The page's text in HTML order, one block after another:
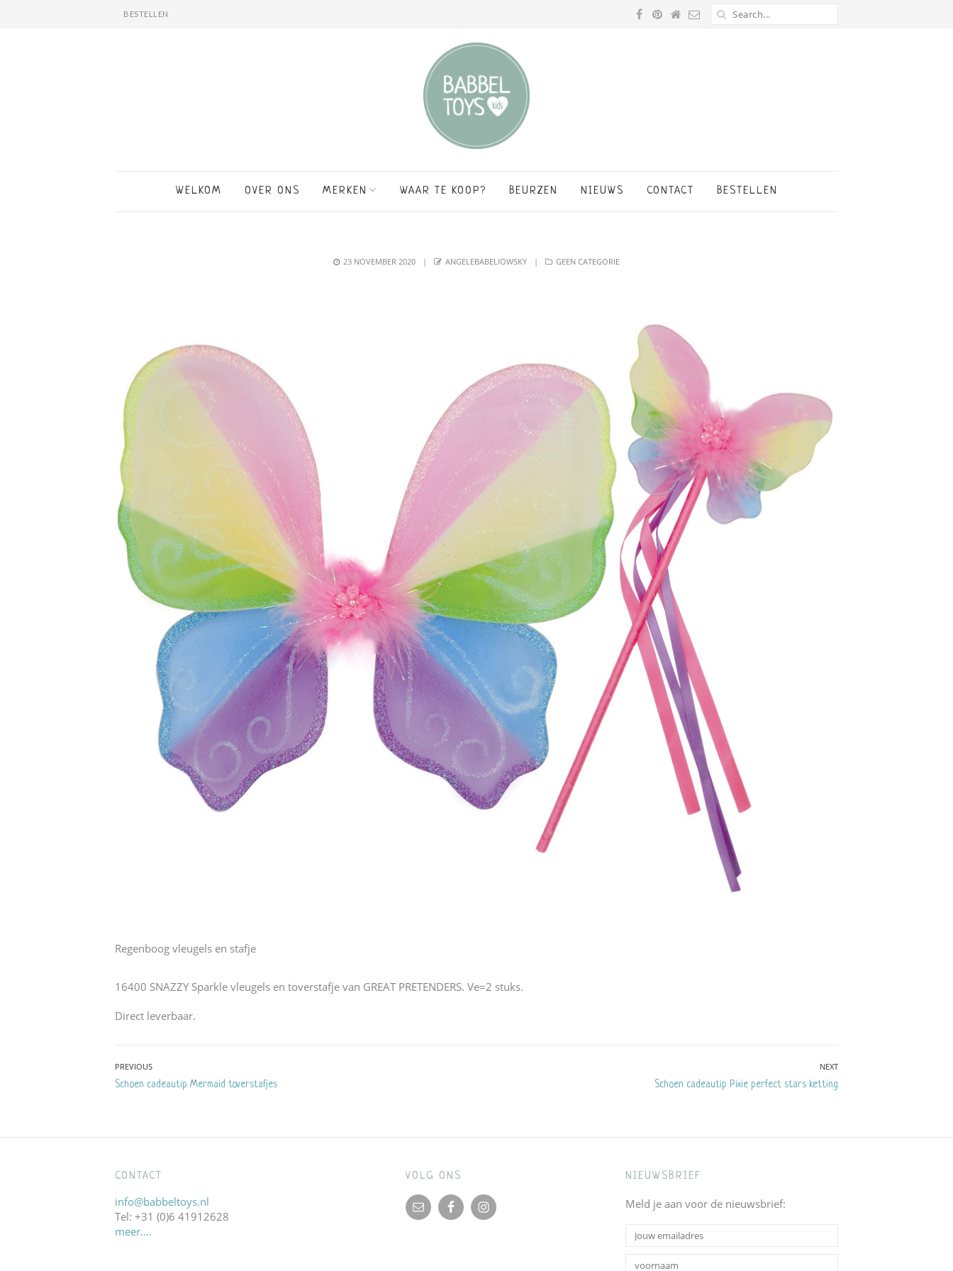
BESTELLEN
WELKOM OVER ONS MERKEN WAAR TE KOOP? BEURZEN NIEUWS CONTACT BESTELLEN
POSTED
23 NOVEMBER 2020 AUTHOR
ANGELEBABELIOWSKY CATEGORIES
GEEN CATEGORIE
Regenboog vleugels en stafje
16400 SNAZZY Sparkle vleugels en toverstafje van GREAT PRETENDERS. Ve=2 stuks.
Direct leverbaar.
Bericht
PREVIOUS
Previous
Schoen cadeautip Mermaid toverstafjes
NEXT
Next
Schoen cadeautip Pixie perfect stars ketting
CONTACT
info@babbeltoys.nl
Tel: +31 (0)6 41912628
meer….
VOLG ONS NIEUWSBRIEF
Meld je aan voor de nieuwsbrief: